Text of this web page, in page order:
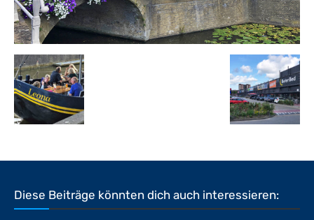
Diese Beiträge könnten dich auch interessieren: